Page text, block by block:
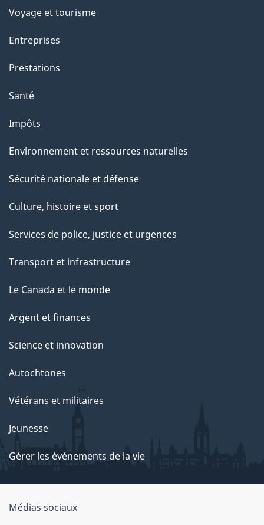
t
t
a
e
Voyage et tourisme
Entreprises
Prestations
Santé
Impôts
Environnement et ressources naturelles
Sécurité nationale et défense
Culture, histoire et sport
Services de police, justice et urgences
Transport et infrastructure
Le Canada et le monde
Argent et finances
Science et innovation
Autochtones
Vétérans et militaires
Jeunesse
Gérer les événements de la vie
Organisation
Médias sociaux